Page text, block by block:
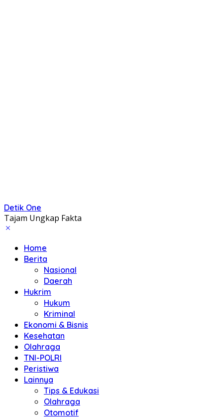
Detik One
Tajam Ungkap Fakta
Home
Berita
Nasional
Daerah
Hukrim
Hukum
Kriminal
Ekonomi & Bisnis
Kesehatan
Olahraga
TNI-POLRI
Peristiwa
Lainnya
Tips & Edukasi
Olahraga
Otomotif